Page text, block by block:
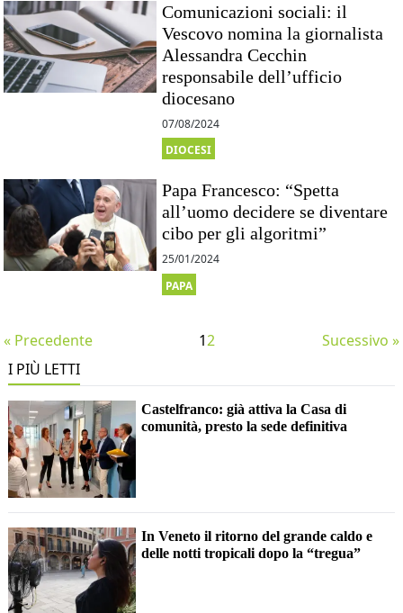
Comunicazioni sociali: il
Vescovo nomina la giornalista
Alessandra Cecchin
responsabile dell’ufficio
diocesano
07/08/2024
DIOCESI
Papa Francesco: “Spetta
all’uomo decidere se diventare
cibo per gli algoritmi”
25/01/2024
PAPA
« Precedente 12
Sucessivo »
I PIÙ LETTI
Castelfranco: già attiva la Casa di
comunità, presto la sede definitiva
In Veneto il ritorno del grande caldo e
delle notti tropicali dopo la “tregua”